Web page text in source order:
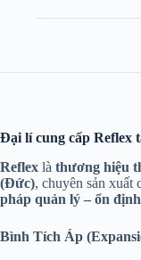
Đại lí cung cấp Reflex
Reflex là thương hiệu
(Đức), chuyên sản xuất
pháp quản lý – ổn
Bình Tích Áp